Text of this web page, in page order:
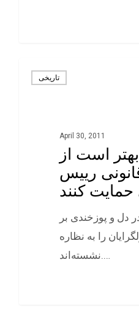
تاريخی
April 30, 2011
است از
رییس
کنند
دل و پوزخندی بر
را به نظاره
نشسته‌اند.…